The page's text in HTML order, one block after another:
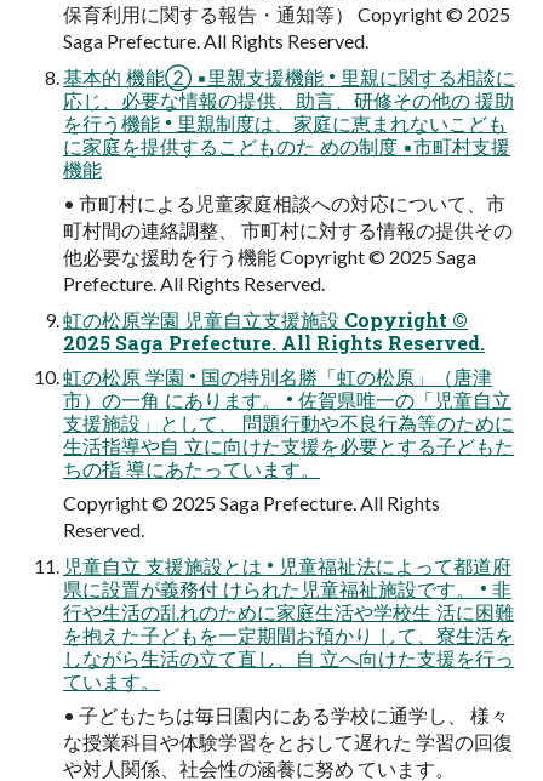
保育利用に関する報告・通知等） Copyright © 2025
Saga Prefecture. All Rights Reserved.
基本的 機能② ▪里親支援機能 • 里親に関する相談に
応じ、必要な情報の提供、助言、研修その他の 援助
を行う機能 • 里親制度は、家庭に恵まれないこども
に家庭を提供するこどものた めの制度 ▪市町村支援
機能
• 市町村による児童家庭相談への対応について、市
町村間の連絡調整、 市町村に対する情報の提供その
他必要な援助を行う機能 Copyright © 2025 Saga
Prefecture. All Rights Reserved.
虹の松原学園 児童自立支援施設 Copyright ©
2025 Saga Prefecture. All Rights Reserved.
虹の松原 学園 • 国の特別名勝「虹の松原」（唐津
市）の一角 にあります。 • 佐賀県唯一の「児童自立
支援施設」として、 問題行動や不良行為等のために
生活指導や自 立に向けた支援を必要とする子どもた
ちの指 導にあたっています。
Copyright © 2025 Saga Prefecture. All Rights
Reserved.
児童自立 支援施設とは • 児童福祉法によって都道府
県に設置が義務付 けられた児童福祉施設です。 • 非
行や生活の乱れのために家庭生活や学校生 活に困難
を抱えた子どもを一定期間お預かり して、寮生活を
しながら生活の立て直し、自 立へ向けた支援を行っ
ています。
• 子どもたちは毎日園内にある学校に通学し、 様々
な授業科目や体験学習をとおして遅れた 学習の回復
や対人関係、社会性の涵養に努め ています。